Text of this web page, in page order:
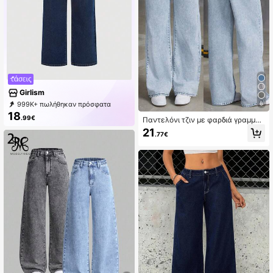
Girlism
999K+ πωλήθηκαν πρόσφατα
999K+ Επαναγορά
18.99€
6
Παντελόνι τζιν με φαρδιά γραμμή
και φιόγκο για έφηβες κοπέλες
21.77€